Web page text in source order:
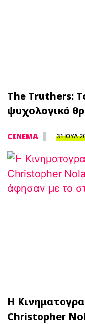
The Truthers:
ψυχολογικό
CINEMA 31 ΙΟΥΛ
Η
Christopher